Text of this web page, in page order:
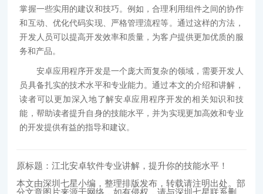
掌握一些实用的建议和技巧。例如，合理利用组件之间的协作
和互动、优化代码实现、严格管理流程等。通过这样的方法，
开发人员可以提高开发效率和质量，为客户提供更加优质的服
务和产品。
安卓应用程序开发是一个庞大而复杂的领域，需要开发人
员具备扎实的技术水平和专业能力。通过本文的介绍和讲解，
读者可以更加深入地了解安卓应用程序开发的相关知识和技
能，帮助读者提升自身的技能水平，并为实现更加高效和专业
的开发提供有益的指导和建议。
原标题：江北安卓软件专业讲解，提升你的技能水平！
本文由深圳七星小编，整理排版发布，转载请注明出处。部